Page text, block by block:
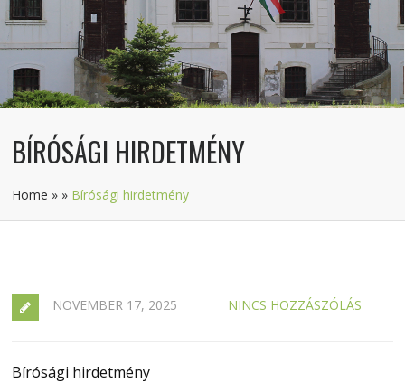
BÍRÓSÁGI HIRDETMÉNY
Home » » Bírósági hirdetmény
NOVEMBER 17, 2025 NINCS HOZZÁSZÓLÁS
Bírósági hirdetmény